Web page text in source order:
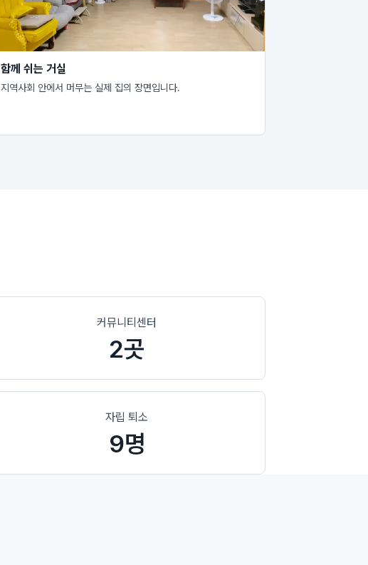
함께 쉬는 거실
지역사회 안에서 머무는 실제 집의 장면입니다.
커뮤니티센터
2곳
자립 퇴소
9명